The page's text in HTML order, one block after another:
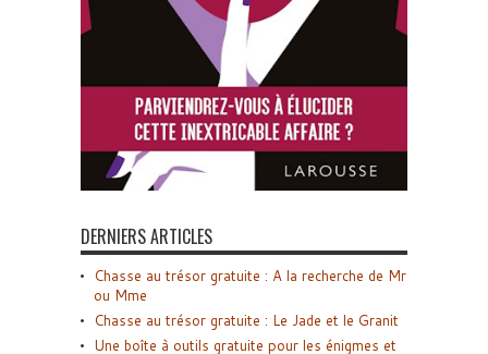
DERNIERS ARTICLES
Chasse au trésor gratuite : A la recherche de Mr
ou Mme
Chasse au trésor gratuite : Le Jade et le Granit
Une boîte à outils gratuite pour les énigmes et